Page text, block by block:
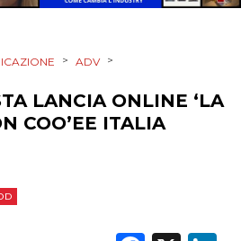
> ADV >
LANCIA ONLINE ‘LA
COO’EE ITALIA